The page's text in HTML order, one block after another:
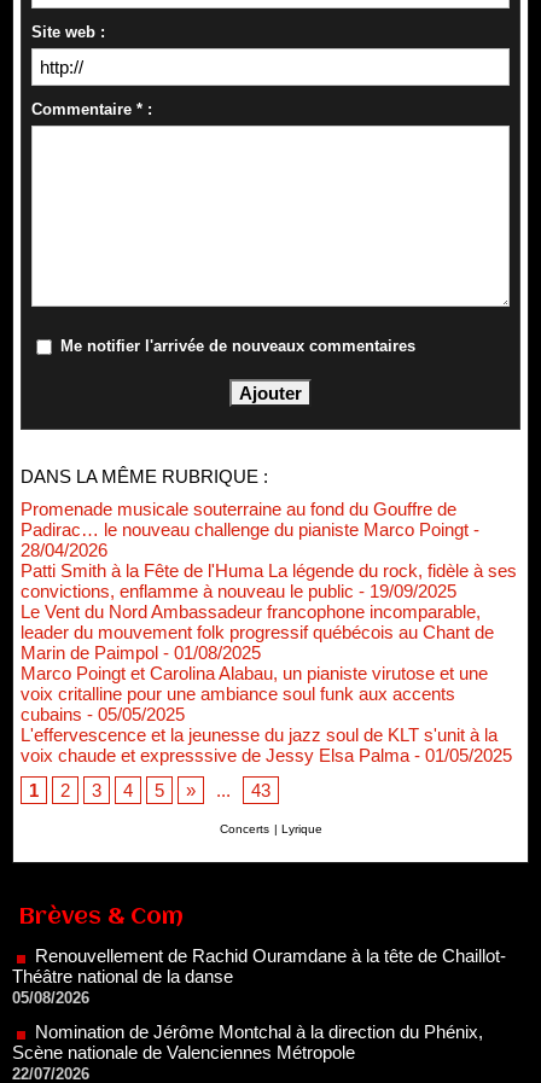
Site web :
Commentaire * :
Me notifier l'arrivée de nouveaux commentaires
DANS LA MÊME RUBRIQUE :
Promenade musicale souterraine au fond du Gouffre de
Padirac… le nouveau challenge du pianiste Marco Poingt -
28/04/2026
Patti Smith à la Fête de l'Huma La légende du rock, fidèle à ses
convictions, enflamme à nouveau le public - 19/09/2025
Le Vent du Nord Ambassadeur francophone incomparable,
leader du mouvement folk progressif québécois au Chant de
Marin de Paimpol - 01/08/2025
Marco Poingt et Carolina Alabau, un pianiste virutose et une
voix critalline pour une ambiance soul funk aux accents
cubains - 05/05/2025
L'effervescence et la jeunesse du jazz soul de KLT s'unit à la
voix chaude et expresssive de Jessy Elsa Palma - 01/05/2025
1
2 3 4 5 » ... 43
Concerts | Lyrique
Brèves & Com
05/08/2026
Nomination de Jérôme Montchal à la direction du Phénix,
Scène nationale de Valenciennes Métropole
22/07/2026
Nomination de Servane Ducorps et Mikaël Serre à la direction
de la Comédie de Colmar - Centre Dramatique National Grand
Est Alsace